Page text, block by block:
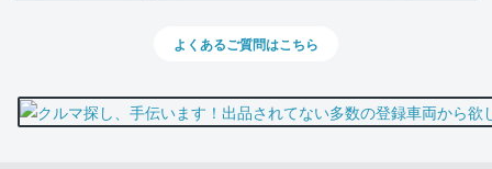
よくあるご質問はこちら